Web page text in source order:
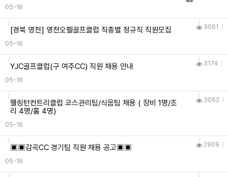
05-16
[경북 영천] 영천오펠골프클럽 직종별 정규직 직원모집
05-16
3061
YJC골프클럽(구 여주CC) 직원 채용 안내
05-16
3174
웰링턴컨트리클럽 코스관리팀/식음팀 채용 ( 장비 1명/조
리 4명/홀 4명)
05-16
3052
▣▣감곡CC 경기팀 직원 채용 공고▣▣
05-16
2909